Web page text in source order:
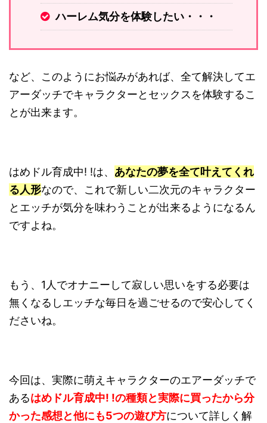
ハーレム気分を体験したい・・・
など、このようにお悩みがあれば、全て解決してエ
アーダッチでキャラクターとセックスを体験するこ
とが出来ます。
はめドル育成中! !は、 あなたの夢を全て叶えてくれ
る人形なので、これで新しい二次元のキャラクター
とエッチが気分を味わうことが出来るようになるん
ですよね。
もう、1人でオナニーして寂しい思いをする必要は
無くなるしエッチな毎日を過ごせるので安心してく
ださいね。
今回は、実際に萌えキャラクターのエアーダッチで
あるはめドル育成中! !の種類と実際に買ったから分
かった感想と他にも5つの遊び方について詳しく解